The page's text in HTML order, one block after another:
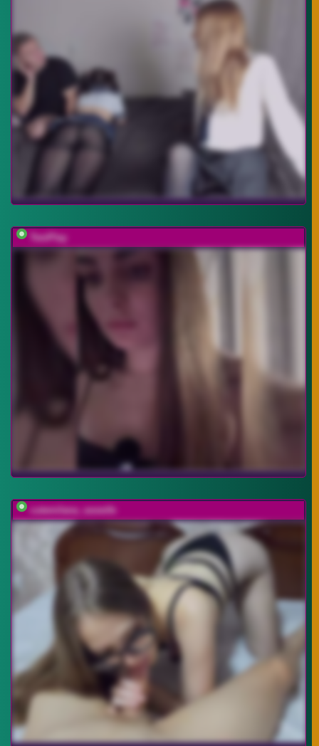
TwoPlay
cutemilana_sexwife